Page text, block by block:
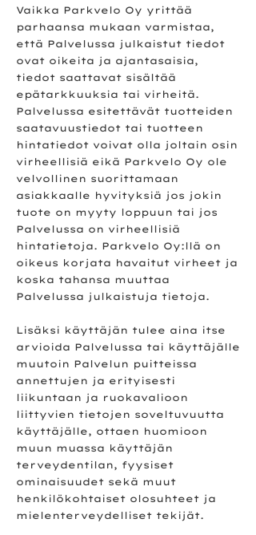
Vaikka Parkvelo Oy yrittää
parhaansa mukaan varmistaa,
että Palvelussa julkaistut tiedot
ovat oikeita ja ajantasaisia,
tiedot saattavat sisältää
epätarkkuuksia tai virheitä.
Palvelussa esitettävät tuotteiden
saatavuustiedot tai tuotteen
hintatiedot voivat olla joltain osin
virheellisiä eikä Parkvelo Oy ole
velvollinen suorittamaan
asiakkaalle hyvityksiä jos jokin
tuote on myyty loppuun tai jos
Palvelussa on virheellisiä
hintatietoja. Parkvelo Oy:llä on
oikeus korjata havaitut virheet ja
koska tahansa muuttaa
Palvelussa julkaistuja tietoja.
Lisäksi käyttäjän tulee aina itse
arvioida Palvelussa tai käyttäjälle
muutoin Palvelun puitteissa
annettujen ja erityisesti
liikuntaan ja ruokavalioon
liittyvien tietojen soveltuvuutta
käyttäjälle, ottaen huomioon
muun muassa käyttäjän
terveydentilan, fyysiset
ominaisuudet sekä muut
henkilökohtaiset olosuhteet ja
mielenterveydelliset tekijät.